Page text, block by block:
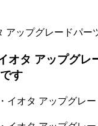
オタ アップグ
す